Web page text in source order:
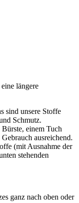
längere
sind unsere Stoffe
Schmutz.
einem Tuch
ausreichend.
(mit Ausnahme der
stehenden
ganz nach oben oder